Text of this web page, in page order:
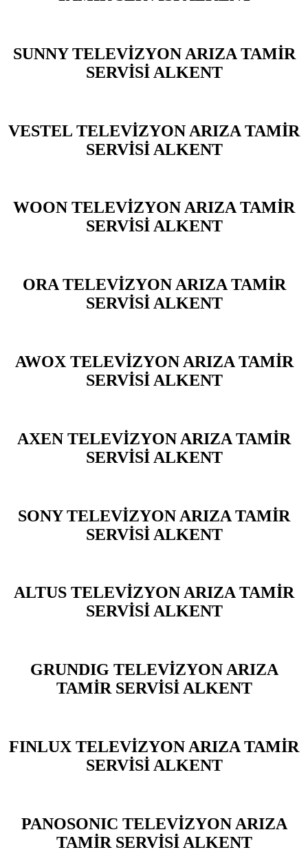
SUNNY TELEVİZYON ARIZA TAMİR
SERVİSİ ALKENT
VESTEL TELEVİZYON ARIZA TAMİR
SERVİSİ ALKENT
WOON TELEVİZYON ARIZA TAMİR
SERVİSİ ALKENT
ORA TELEVİZYON ARIZA TAMİR
SERVİSİ ALKENT
AWOX TELEVİZYON ARIZA TAMİR
SERVİSİ ALKENT
AXEN TELEVİZYON ARIZA TAMİR
SERVİSİ ALKENT
SONY TELEVİZYON ARIZA TAMİR
SERVİSİ ALKENT
ALTUS TELEVİZYON ARIZA TAMİR
SERVİSİ ALKENT
GRUNDIG TELEVİZYON ARIZA
TAMİR SERVİSİ ALKENT
FINLUX TELEVİZYON ARIZA TAMİR
SERVİSİ ALKENT
PANOSONIC TELEVİZYON ARIZA
TAMİR SERVİSİ ALKENT